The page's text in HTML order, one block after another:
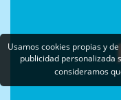
Usamos cookies propias y
publicidad personalizada
consideramos